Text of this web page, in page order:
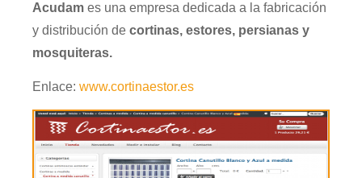
Acudam es una empresa dedicada a la fabricación
y distribución de cortinas, estores, persianas y
mosquiteras.
Enlace: www.cortinaestor.es